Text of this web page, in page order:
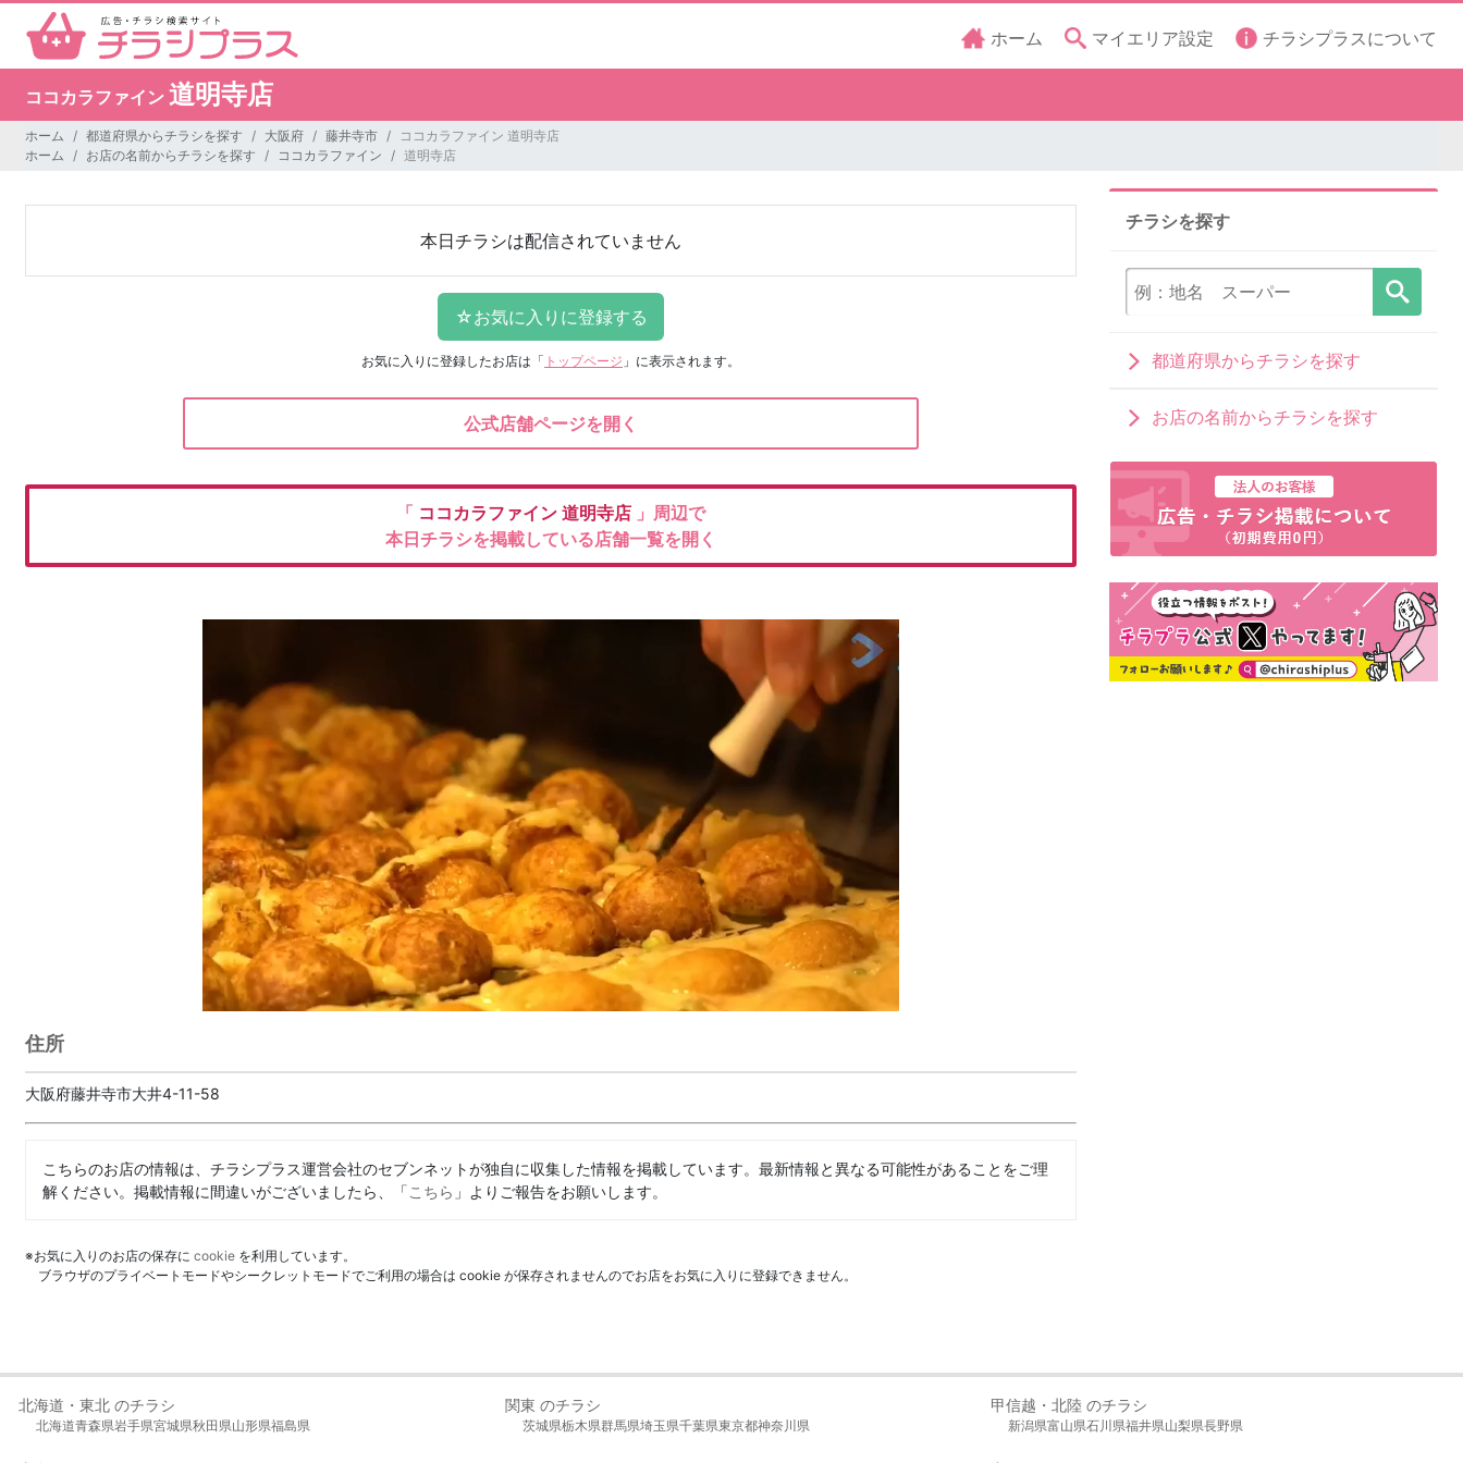
ホーム マイエリア設定 チラシプラスについて
ココカラファイン 道明寺店
ホーム 都道府県からチラシを探す 大阪府 藤井寺市
ココカラファイン 道明寺店
ホーム
お店の名前からチラシを探す ココカラファイン 道明寺店
本日チラシは配信されていません
お気に入りに登録したお店は 「 トップページ 」に表示されます。
公式店舗ページを開く
「 ココカラファイン 道明寺店 」周辺で
本日チラシを掲載している店舗一覧を開く
住所
大阪府藤井寺市大井4-11-58
こちらのお店の情報は、チラシプラス運営会社のセブンネットが独自に収集した情報を掲載しています。最新情報と異なる可能性があることをご理
解ください。掲載情報に間違いがございましたら、「こちら 」よりご報告をお願いします。
※お気に入りのお店の保存に cookie を利用しています。
ブラウザのプライベートモードやシークレットモードでご利用の場合は cookie が保存されませんのでお店をお気に入りに登録できません。
チラシを探す
都道府県からチラシを探す
お店の名前からチラシを探す
北海道・東北 のチラシ
北海道青森県岩手県宮城県秋田県山形県福島県
関東 のチラシ
茨城県栃木県群馬県埼玉県千葉県東京都神奈川県
甲信越・北陸 のチラシ
新潟県富山県石川県福井県山梨県長野県